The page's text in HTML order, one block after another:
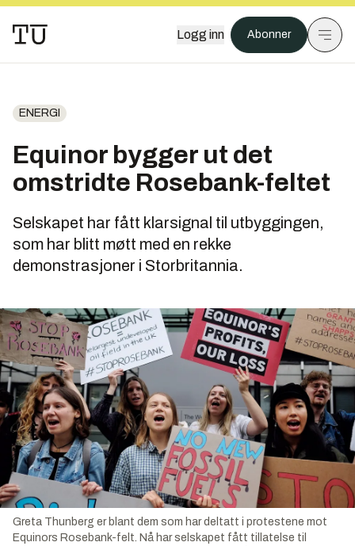
Logg inn Abonner
ENERGI
Equinor bygger ut det
omstridte Rosebank-feltet
Selskapet har fått klarsignal til utbyggingen,
som har blitt møtt med en rekke
demonstrasjoner i Storbritannia.
Greta Thunberg er blant dem som har deltatt i protestene mot
Equinors Rosebank-felt. Nå har selskapet fått tillatelse til